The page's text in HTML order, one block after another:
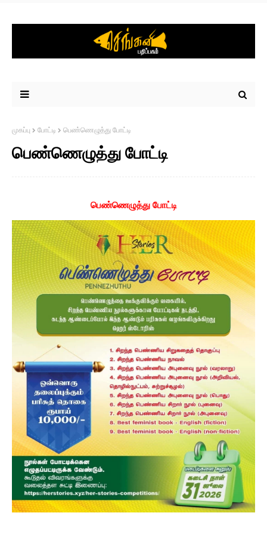
முகப்பு போட்டி பெண்ணெழுத்து போட்டி
பெண்ணெழுத்து போட்டி
பெண்ணெழுத்து போட்டி